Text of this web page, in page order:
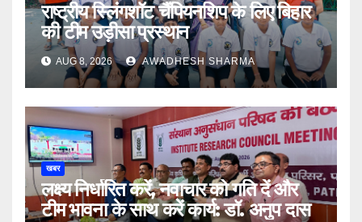
राष्ट्रीय स्लिंगशॉट चैंपियनशिप के लिए बिहार
की टीम उड़ीसा प्रस्थान
AUG 8, 2026 AWADHESH SHARMA
खबर
लक्ष्य निर्धारित करें, नवाचार को गति दें और
टीम भावना के साथ करें कार्य: डॉ. अनुप दास